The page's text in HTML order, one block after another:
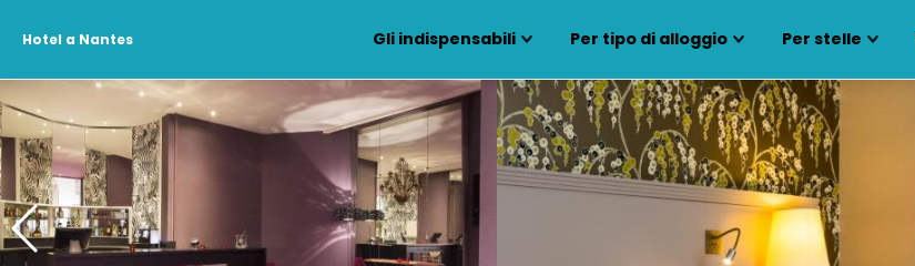
Hotel a Nantes Gli indispensabili Per tipo di alloggio Per stelle